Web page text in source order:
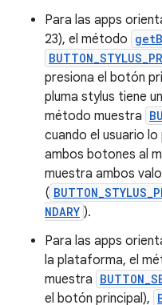
Para las apps
23), el método
presiona el botón
pluma stylus tiene
método muestra
cuando el usuario
ambos botones al
muestra ambos
(
NDARY ).
Para las apps
la plataforma, el
muestra
el botón principal),